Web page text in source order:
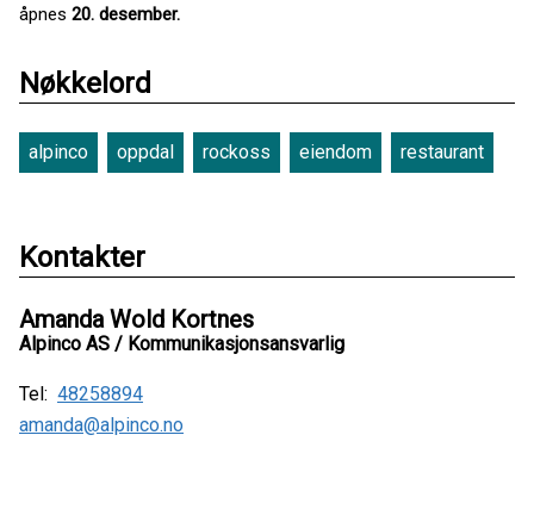
åpnes 20. desember.
Nøkkelord
alpinco oppdal rockoss eiendom restaurant
Kontakter
Amanda Wold Kortnes
Alpinco AS / Kommunikasjonsansvarlig
Tel: 48258894
amanda@alpinco.no